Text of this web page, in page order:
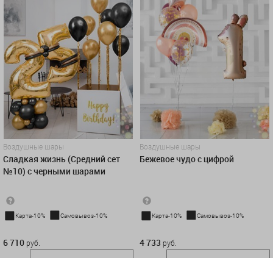
Воздушные шары
Сладкая жизнь (Средний сет
№10) с черными шарами
Карта-10% Самовывоз-10%
6 710 руб.
Воздушные шары
Бежевое чудо с цифрой
Карта-10% Самовывоз-10%
4 733 руб.